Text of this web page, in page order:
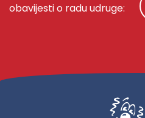
obavijesti o radu udruge: